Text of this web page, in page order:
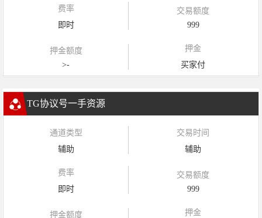
费率
即时
交易额度
999
押金额度
>-
押金
买家付
TG协议号一手资源
通道类型
辅助
交易时间
辅助
费率
即时
交易额度
999
押金额度
押金